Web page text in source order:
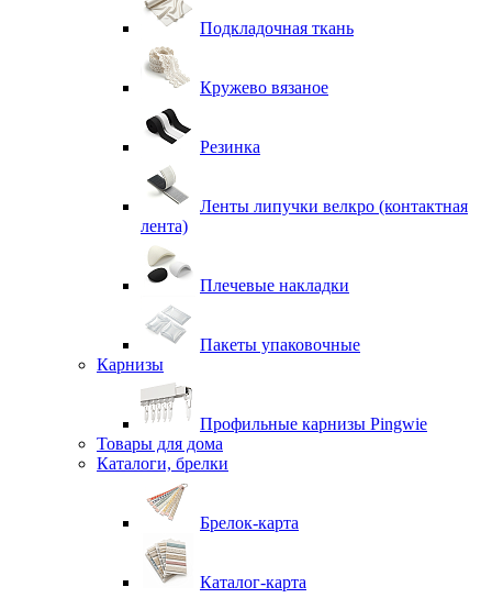
Подкладочная ткань
Кружево вязаное
Резинка
Ленты липучки велкро (контактная
лента)
Плечевые накладки
Пакеты упаковочные
Карнизы
Профильные карнизы Pingwie
Товары для дома
Каталоги, брелки
Брелок-карта
Каталог-карта